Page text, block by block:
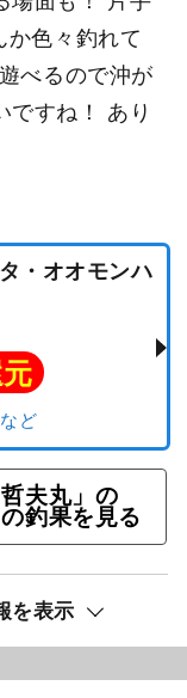
か色々釣れて
べるので沖が
ですね！ あり
・オオモンハ
哲夫丸」の
釣果を見る
を表示